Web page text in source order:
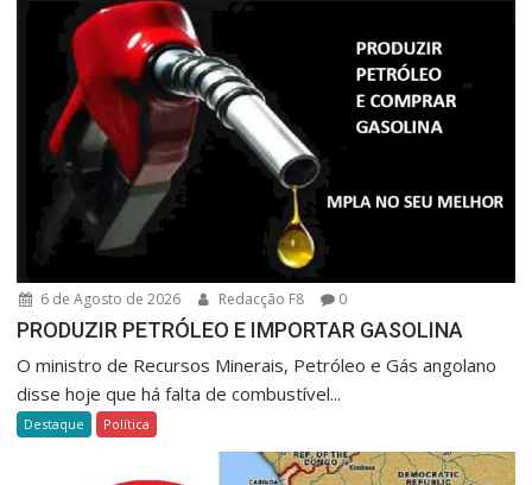
6 de Agosto de 2026 Redacção F8 0
PRODUZIR PETRÓLEO E IMPORTAR GASOLINA
O ministro de Recursos Minerais, Petróleo e Gás angolano
disse hoje que há falta de combustível...
Destaque Política